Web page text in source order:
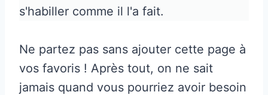
s'habiller comme il l'a fait.
Ne partez pas sans ajouter cette page à
vos favoris ! Après tout, on ne sait
jamais quand vous pourriez avoir besoin